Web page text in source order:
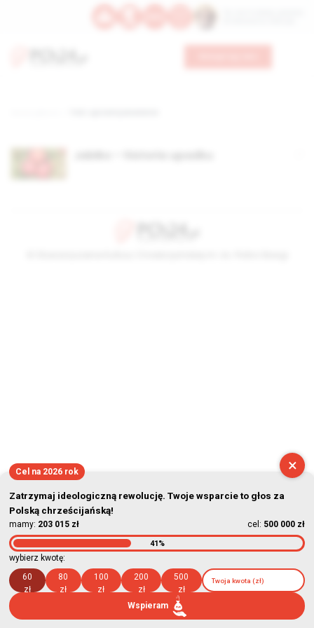
×
Cel na 2026 rok
Zatrzymaj ideologiczną rewolucję. Twoje wsparcie to głos za
Polską chrześcijańską!
mamy: 203 015 zł cel: 500 000 zł
41%
wybierz kwotę:
60
zł
80
zł
100
zł
200
zł
500
zł
Wspieram